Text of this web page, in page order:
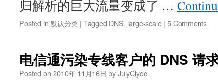
归解析的巨大流量变成了 …
Posted in 默认分类 | Tagged DNS, large-scale | 5 Comments
电信通污染专线客户的 DNS 请
Posted on 2010年 11月16日 byJulyClyde